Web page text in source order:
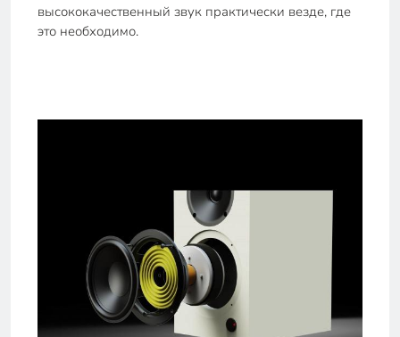
высококачественный звук практически везде, где
это необходимо.